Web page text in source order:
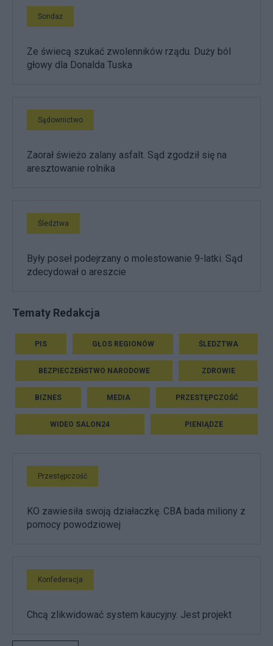
Sondaż
Ze świecą szukać zwolenników rządu. Duży ból
głowy dla Donalda Tuska
Sądownictwo
Zaorał świeżo zalany asfalt. Sąd zgodził się na
aresztowanie rolnika
Śledztwa
Były poseł podejrzany o molestowanie 9-latki. Sąd
zdecydował o areszcie
Tematy Redakcja
PIS GŁOS REGIONÓW ŚLEDZTWA
BEZPIECZEŃSTWO NARODOWE ZDROWIE
BIZNES MEDIA PRZESTĘPCZOŚĆ
WIDEO SALON24 PIENIĄDZE
Przestępczość
KO zawiesiła swoją działaczkę. CBA bada miliony z
pomocy powodziowej
Konfederacja
Chcą zlikwidować system kaucyjny. Jest projekt